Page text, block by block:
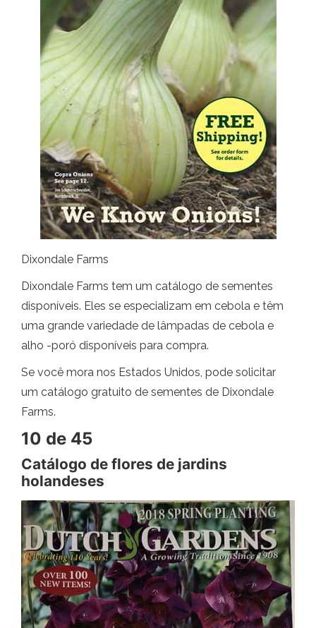
Dixondale Farms
Dixondale Farms tem um catálogo de sementes
disponíveis. Eles se especializam em cebola e têm
uma grande variedade de lâmpadas de cebola e
alho -poró disponíveis para compra.
Se você mora nos Estados Unidos, pode solicitar
um catálogo gratuito de sementes de Dixondale
Farms.
10 de 45
Catálogo de flores de jardins
holandeses